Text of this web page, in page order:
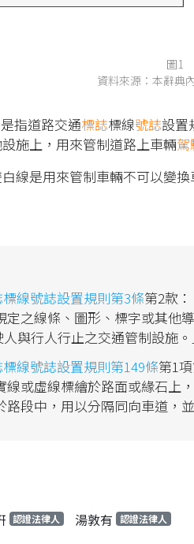
圖1
資料來源：本辭
是指道路交通標誌標線號誌設置
施上，用來管制道路上車輛駕
線是用來管制車輛不可以變
線號誌設置規則第3條第2款
定之線條、圖形、標字或其他
與行人行止之交通管制設施。
線號誌設置規則第149條第1
線或虛線標繪於路面或緣石上
路段中，用以分隔同向車道，
認證法律人 湯敦有 認證法律人